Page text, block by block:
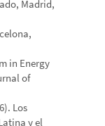
Madrid,
in Energy
of
Los
y el